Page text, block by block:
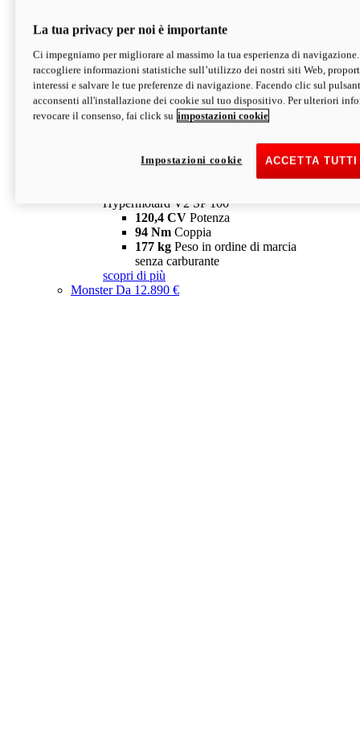
V2 SP
Hypermotard V2 SP
120,4 CVPotenza
94 NmCoppia
177 kgPeso in ordine di marcia
senza carburante
Depotenziata 35 kW: 18.890 € i
configura scopri di più
Hypermotard V2 SP 100
120,4 CV Potenza
94 Nm Coppia
177 kg Peso in ordine di marcia
senza carburante
scopri di più
MonsterDa 12.890 €
La tua privacy per noi è importante
Ci impegniamo per migliorare al massimo la tua esperienza di
raccogliere informazioni statistiche sull’utilizzo dei nostri siti Web,
interessi e salvare le tue preferenze di navigazione. Facendo clic sul
acconsenti all'installazione dei cookie sul tuo dispositivo. Per ulteriori
revocare il consenso, fai click su impostazioni cookie
ACCETTA
Impostazioni cookie